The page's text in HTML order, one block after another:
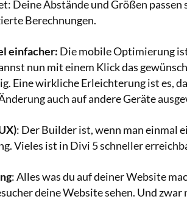
Deine Abstände und Größen passen
Berechnungen.
einfacher: Die mobile Optimierung
nun mit einem Klick das
Eine wirkliche Erleichterung ist es,
auch auf andere Geräte
: Der Builder ist, wenn man einmal
Vieles ist in Divi 5 schneller
: Alles was du auf deiner Website
deine Website sehen. Und zwar